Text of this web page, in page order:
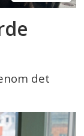
det